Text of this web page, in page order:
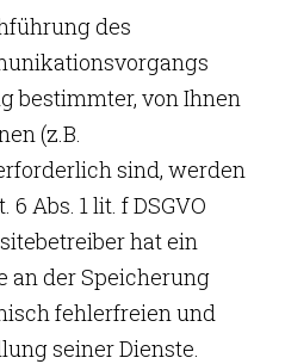
des
bestimmter, von Ihnen
(z.B.
sind, werden
Abs. 1 lit. f DSGVO
hat ein
an der Speicherung
fehlerfreien und
seiner Dienste.